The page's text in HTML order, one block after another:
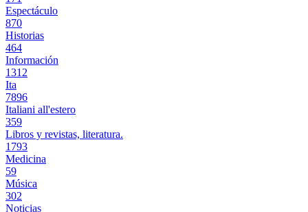
Espectáculo
870
Historias
464
Información
1312
Ita
7896
Italiani all'estero
359
Libros y revistas, literatura.
1793
Medicina
59
Música
302
Noticias